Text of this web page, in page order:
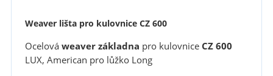
Weaver lišta pro kulovnice CZ 600
Ocelováweaver základna pro kulovnice CZ 600
LUX, American pro lůžko Long